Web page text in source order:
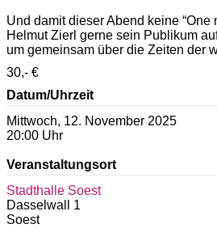
Und damit dieser Abend keine “One
Helmut Zierl gerne sein Publikum
um gemeinsam über die Zeiten der
30,- €
Datum/Uhrzeit
Mittwoch, 12. November 2025
20:00 Uhr
Veranstaltungsort
Stadthalle Soest
Dasselwall 1
Soest